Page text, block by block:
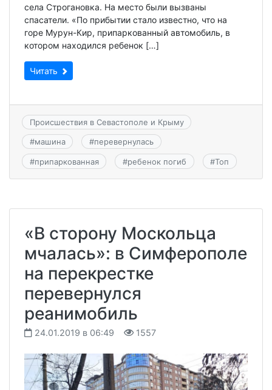
села Строгановка. На место были вызваны
спасатели. «По прибытии стало известно, что на
горе Мурун-Кир, припаркованный автомобиль, в
котором находился ребенок […]
Читать
Происшествия в Севастополе и Крыму
#машина #перевернулась
#припаркованная #ребенок погиб #Топ
«В сторону Москольца
мчалась»: в Симферополе
на перекрестке
перевернулся
реанимобиль
24.01.2019 в 06:49 1557